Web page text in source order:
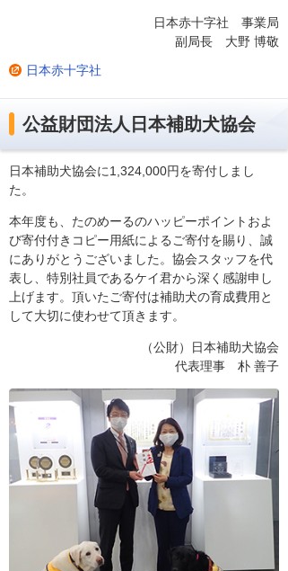
日本赤十字社 事業局
副局長 大野 博敬
日本赤十字社
公益財団法人日本補助犬協会
日本補助犬協会に1,324,000円を寄付しまし
た。
本年度も、たのめーるのハッピーポイントおよ
び寄付付きコピー用紙によるご寄付を賜り、誠
にありがとうございました。協会スタッフを代
表し、特別社員であるケイ君から深く感謝申し
上げます。頂いたご寄付は補助犬の育成費用と
して大切に使わせて頂きます。
（公財）日本補助犬協会
代表理事 朴 善子